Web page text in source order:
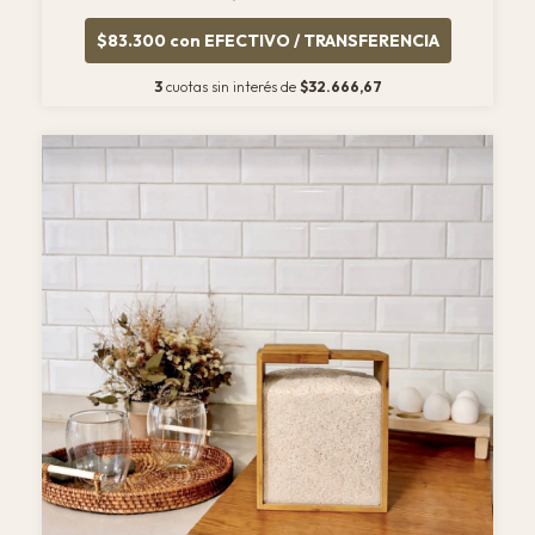
$83.300 con EFECTIVO / TRANSFERENCIA
3 cuotas sin interés de $32.666,67